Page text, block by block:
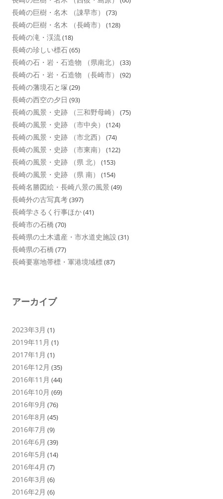
長崎の巨樹・名木 （諌早市） (73)
長崎の巨樹・名木 （長崎市） (128)
長崎の滝・渓流(18)
長崎の珍しい標石(65)
長崎の石・岩・石造物 （県南北） (33)
長崎の石・岩・石造物 （長崎市） (92)
長崎の藩境石と塚 (29)
長崎の西空の夕日 (93)
長崎の風景・史跡 （三和野母崎） (75)
長崎の風景・史跡 （市中央） (124)
長崎の風景・史跡 （市北西） (74)
長崎の風景・史跡 （市東南） (122)
長崎の風景・史跡 （県 北） (153)
長崎の風景・史跡 （県 南） (154)
長崎名勝図絵・長崎八景の風景 (49)
長崎外の古写真考(397)
長崎学さるく行事ほか(41)
長崎市の石橋 (70)
長崎県の土木遺産・市水道史施設 (31)
長崎県の石橋 (77)
長崎要塞地帯標・軍港境域標(87)
アーカイブ
2023年3月 (1)
2019年11月 (1)
2017年1月 (1)
2016年12月 (35)
2016年11月 (44)
2016年10月 (69)
2016年9月 (76)
2016年8月 (45)
2016年7月 (9)
2016年6月 (39)
2016年5月 (14)
2016年4月 (7)
2016年3月 (6)
2016年2月 (6)